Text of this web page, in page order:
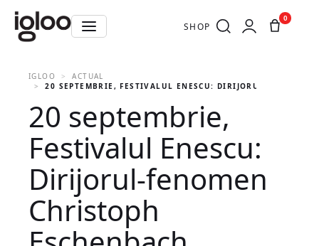
SHOP
0
IGLOO
ACTUAL
20 SEPTEMBRIE, FESTIVALUL ENESCU: DIRIJORUL-
20 septembrie,
Festivalul Enescu:
Dirijorul-fenomen
Christoph